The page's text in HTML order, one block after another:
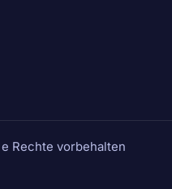
Rechte vorbehalten